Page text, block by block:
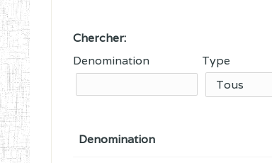
Chercher:
Denomination
Type
Denomination